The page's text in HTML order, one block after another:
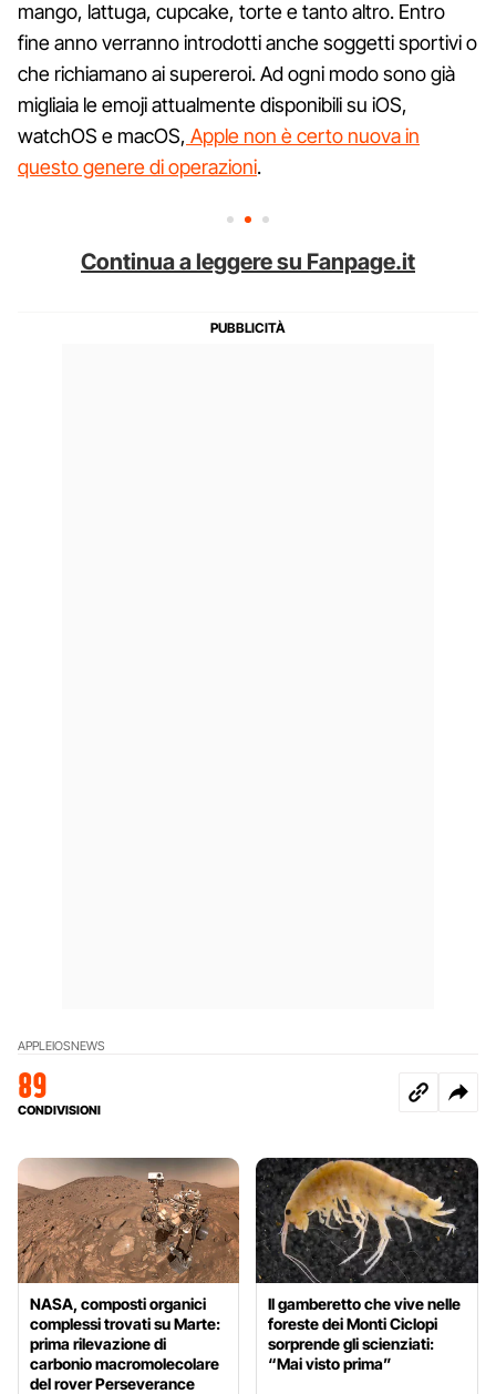
mango, lattuga, cupcake, torte e tanto altro. Entro
fine anno verranno introdotti anche soggetti sportivi o
che richiamano ai supereroi. Ad ogni modo sono già
migliaia le emoji attualmente disponibili su iOS,
watchOS e macOS, Apple non è certo nuova in
questo genere di operazioni.
Continua a leggere su Fanpage.it
APPLEIOSNEWS
89
CONDIVISIONI
NASA, composti organici
complessi trovati su Marte:
prima rilevazione di
carbonio macromolecolare
del rover Perseverance
Il gamberetto che vive nelle
foreste dei Monti Ciclopi
sorprende gli scienziati:
“Mai visto prima”